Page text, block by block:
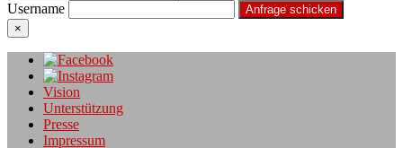
Username
×
Vision
Unterstützung
Presse
Impressum